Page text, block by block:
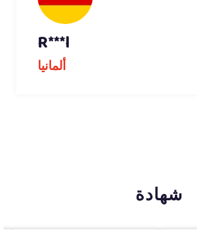
R***l
ألمانيا
شهادة